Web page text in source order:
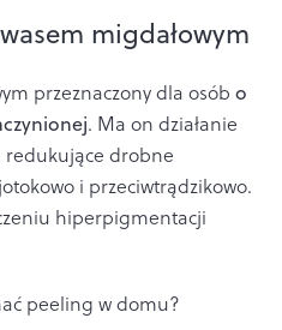
migdałowym
przeznaczony dla osób o
. Ma on działanie
redukujące drobne
i przeciwtrądzikowo.
hiperpigmentacji
peeling w domu?